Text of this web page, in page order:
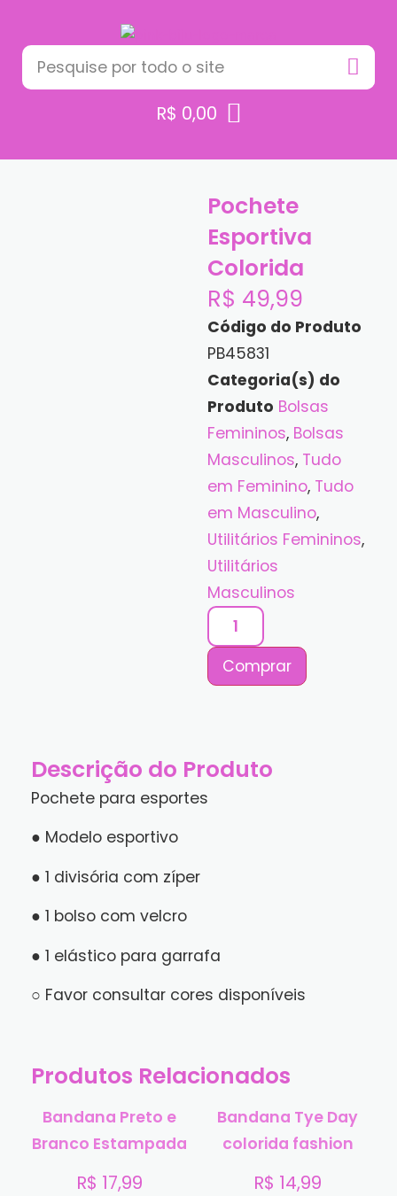
R$ 0,00
Pochete
Esportiva
Colorida
R$ 49,99
Código do Produto
PB45831
Categoria(s) do
Produto Bolsas
Femininos, Bolsas
Masculinos, Tudo
em Feminino, Tudo
em Masculino,
Utilitários Femininos,
Utilitários
Masculinos
Comprar
Descrição do Produto
Pochete para esportes
● Modelo esportivo
● 1 divisória com zíper
● 1 bolso com velcro
● 1 elástico para garrafa
○ Favor consultar cores disponíveis
Produtos Relacionados
Bandana Preto e
Branco Estampada
R$ 17,99
Bandana Tye Day
colorida fashion
R$ 14,99